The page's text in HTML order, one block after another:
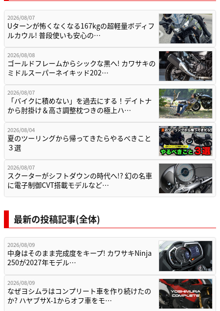
2026/08/07
Uターンが怖くなくなる167kgの超軽量ボディフ
ルカウル! 普段使いも安心の…
2026/08/08
ゴールドフレームからシックな黒へ! カワサキの
ミドルスーパーネイキッド202…
2026/08/07
「バイクに積めない」を過去にする！デイトナ
から肘掛け＆高さ調整枕つきの極上ハ…
2026/08/04
夏のツーリングから帰ってきたらやるべきこと
３選
2026/08/07
スクーターがシフトダウンの時代へ!? 幻の名車
に電子制御CVT搭載モデルなど…
最新の投稿記事(全体)
2026/08/09
中身はそのまま完成度をキープ! カワサキNinja
250が2027年モデル…
2026/08/09
なぜヨシムラはコンプリート車を作り続けたの
か? ハヤブサX-1からオフ車をモ…